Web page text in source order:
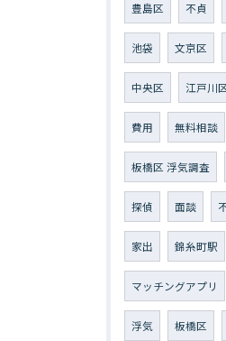
豊島区 不貞
池袋 文京区
中央区 江戸川
費用 無料相談
板橋区 浮気調査
探偵 面談
家出 錦糸町駅
マッチングアプリ
浮気 板橋区